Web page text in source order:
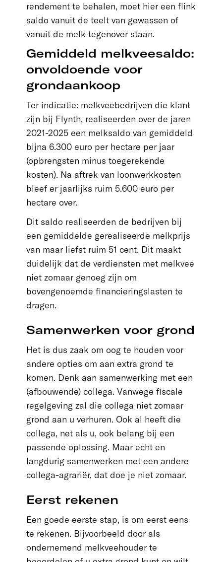
rendement te behalen, moet hier een flink
saldo vanuit de teelt van gewassen of
vanuit de melk tegenover staan.
Gemiddeld melkveesaldo:
onvoldoende voor
grondaankoop
Ter indicatie: melkveebedrijven die klant
zijn bij Flynth, realiseerden over de jaren
2021-2025 een melksaldo van gemiddeld
bijna 6.300 euro per hectare per jaar
(opbrengsten minus toegerekende
kosten). Na aftrek van loonwerkkosten
bleef er jaarlijks ruim 5.600 euro per
hectare over.
Dit saldo realiseerden de bedrijven bij
een gemiddelde gerealiseerde melkprijs
van maar liefst ruim 51 cent. Dit maakt
duidelijk dat de verdiensten met melkvee
niet zomaar genoeg zijn om
bovengenoemde financieringslasten te
dragen.
Samenwerken voor grond
Het is dus zaak om oog te houden voor
andere opties om aan extra grond te
komen. Denk aan samenwerking met een
(afbouwende) collega. Vanwege fiscale
regelgeving zal die collega niet zomaar
grond aan u verhuren. Ook al heeft die
collega, net als u, ook belang bij een
passende oplossing. Maar echt en
langdurig samenwerken met een andere
collega-agrariër, dat doe je niet zomaar.
Eerst rekenen
Een goede eerste stap, is om eerst eens
te rekenen. Bijvoorbeeld door als
ondernemend melkveehouder te